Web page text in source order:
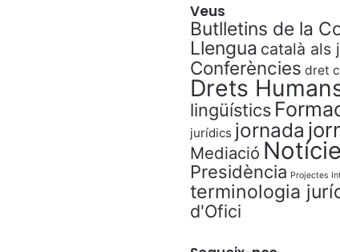
Veus
Butlletins de la
Llengua català als
Conferències dret
Drets
lingüístics
jurídics jornada
Mediació
Presidència Projectes
terminologia
d'Ofici